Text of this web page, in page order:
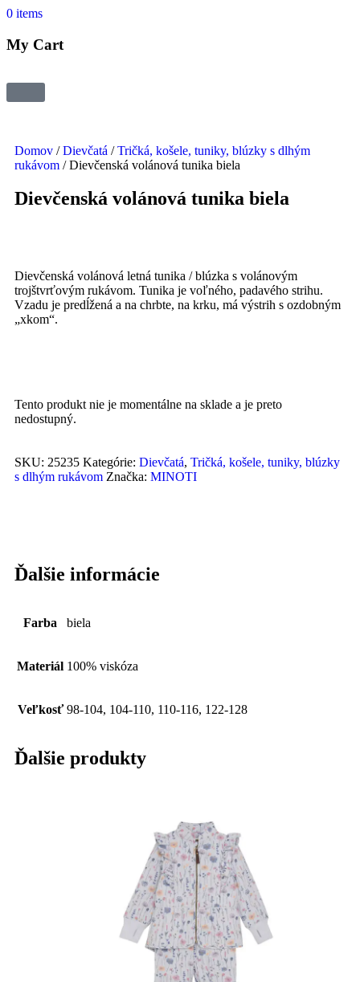
0 items
My Cart
Domov /Dievčatá /Tričká, košele, tuniky, blúzky s dlhým
rukávom / Dievčenská volánová tunika biela
Dievčenská volánová tunika biela
Dievčenská volánová letná tunika / blúzka s volánovým
trojštvrťovým rukávom. Tunika je voľného, padavého strihu.
Vzadu je predĺžená a na chrbte, na krku, má výstrih s ozdobným
„xkom“.
Tento produkt nie je momentálne na sklade a je preto
nedostupný.
SKU: 25235 Kategórie: Dievčatá, Tričká, košele, tuniky, blúzky
s dlhým rukávom Značka: MINOTI
Ďalšie informácie
Farba biela
Materiál 100% viskóza
Veľkosť 98-104, 104-110, 110-116, 122-128
Ďalšie produkty